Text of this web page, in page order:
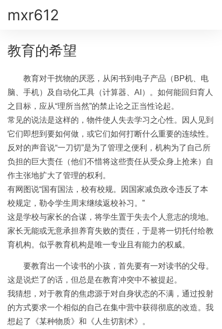
mxr612
教育的希望
教育对干扰物的厌恶，从闲书到电子产品（BP机、电
脑、手机）及自动化工具（计算器、AI）。如何能回归育人
之目标，应从“理所当然”的禁止论之正当性论起。
常见的说法是这样的，物件使人失去学习之心性。因人见到
它们即想到要如何做，或它们如何打断什么重要的连续性。
反对的声音说“一刀切”是为了管理之便利，机构为了自己所
负担的巨大责任（他们不惜将这些责任从受众身上抢来）自
作主张地扩大了管理的权利。
有网图说“国有国法，校有校规。因国家减负政令违反了本
校规定，勒令学生周末继续返校补习。”
这是学校与家长的合谋，将学生置于失去个人意志的境地。
家长无能或无意承担养育失败的责任，于是将一切托付给教
育机构。似乎教育机构是唯一专业且有能力的权威。
要教育出一个读书的小孩，首先要有一对读书的父母。
这是说烂了的话，但总是在教育冲突中不被提起。
我猜想，对于教育的焦虑源于对自身状态的不满，通过投射
的方式要求一个相似的自己在集中营中获得彻底的改造。我
想起了《某种物质》和《人生切割术》。